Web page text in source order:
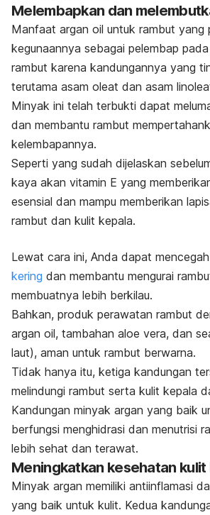
Melembapkan dan
Manfaat argan oil untuk rambut yang
kegunaannya sebagai pelembap
rambut karena kandungannya yang
terutama asam oleat dan asam
Minyak ini telah terbukti dapat
dan membantu rambut
kelembapannya.
Seperti yang sudah dijelaskan
kaya akan vitamin E yang
esensial dan mampu memberikan
rambut dan kulit kepala.
Lewat cara ini, Anda dapat
kering dan membantu mengurai
membuatnya lebih berkilau.
Bahkan, produk perawatan rambut
argan oil, tambahan aloe vera, dan
laut), aman untuk rambut berwarna.
Tidak hanya itu, ketiga kandungan
melindungi rambut serta kulit kepala
Kandungan minyak argan yang baik
berfungsi menghidrasi dan menutrisi
lebih sehat dan terawat.
Meningkatkan kesehatan kulit
Minyak argan memiliki antiinflamasi
yang baik untuk kulit. Kedua